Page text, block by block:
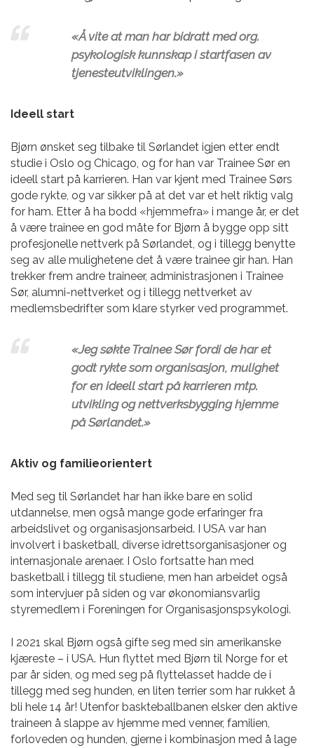
«Å vite at man har bidratt med org.
psykologisk kunnskap i startfasen av
tjenesteutviklingen.»
Ideell start
Bjørn ønsket seg tilbake til Sørlandet igjen etter endt
studie i Oslo og Chicago, og for han var Trainee Sør en
ideell start på karrieren. Han var kjent med Trainee Sørs
gode rykte, og var sikker på at det var et helt riktig valg
for ham. Etter å ha bodd «hjemmefra» i mange år, er det
å være trainee en god måte for Bjørn å bygge opp sitt
profesjonelle nettverk på Sørlandet, og i tillegg benytte
seg av alle mulighetene det å være trainee gir han. Han
trekker frem andre traineer, administrasjonen i Trainee
Sør, alumni-nettverket og i tillegg nettverket av
medlemsbedrifter som klare styrker ved programmet.
«Jeg søkte Trainee Sør fordi de har et
godt rykte som organisasjon, mulighet
for en ideell start på karrieren mtp.
utvikling og nettverksbygging hjemme
på Sørlandet.»
Aktiv og familieorientert
Med seg til Sørlandet har han ikke bare en solid
utdannelse, men også mange gode erfaringer fra
arbeidslivet og organisasjonsarbeid. I USA var han
involvert i basketball, diverse idrettsorganisasjoner og
internasjonale arenaer. I Oslo fortsatte han med
basketball i tillegg til studiene, men han arbeidet også
som intervjuer på siden og var økonomiansvarlig
styremedlem i Foreningen for Organisasjonspsykologi.
I 2021 skal Bjørn også gifte seg med sin amerikanske
kjæreste – i USA. Hun flyttet med Bjørn til Norge for et
par år siden, og med seg på flyttelasset hadde de i
tillegg med seg hunden, en liten terrier som har rukket å
bli hele 14 år! Utenfor baskteballbanen elsker den aktive
traineen å slappe av hjemme med venner, familien,
forloveden og hunden, gjerne i kombinasjon med å lage